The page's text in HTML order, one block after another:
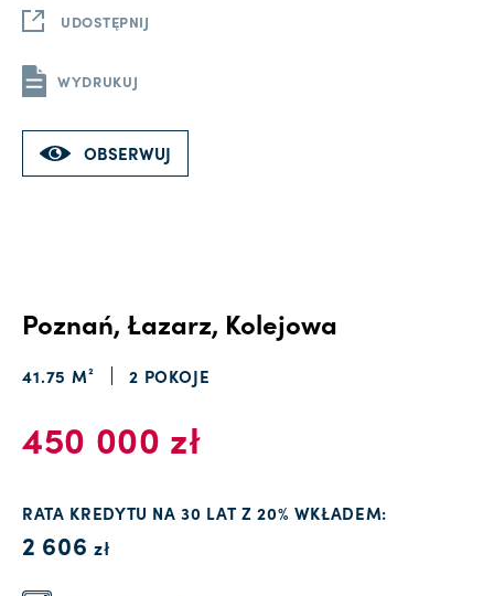
UDOSTĘPNIJ
WYDRUKUJ
OBSERWUJ
Poznań, Łazarz, Kolejowa
41.75 M² 2 POKOJE
450 000 zł
RATA KREDYTU NA 30 LAT Z 20% WKŁADEM:
2 606 zł